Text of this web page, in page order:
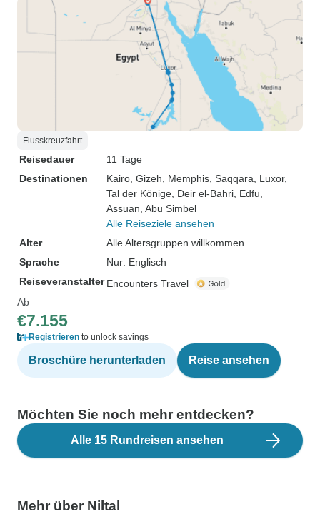
Flusskreuzfahrt
Reisedauer
11 Tage
Destinationen
Kairo , Gizeh , Memphis , Saqqara , Luxor,
Tal der Könige , Deir el-Bahri , Edfu
Assuan , Abu Simbel
Alle Reiseziele ansehen
Alter
Alle Altersgruppen willkommen
Sprache
Nur: Englisch
Reiseveranstalter Encounters Travel
Ab
€7.155
Registrieren to unlock savings
Broschüre herunterladen Reise ansehen
Möchten Sie noch mehr entdecken?
Alle 15 Rundreisen ansehen
Mehr über Niltal